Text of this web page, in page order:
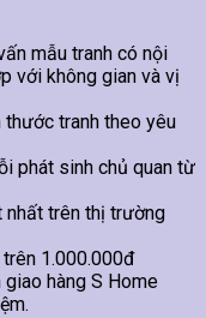
mẫu tranh có nội
với không gian và vị
thước tranh theo yêu
phát sinh chủ quan từ
nhất trên thị trường
1.000.000đ
hàng S Home